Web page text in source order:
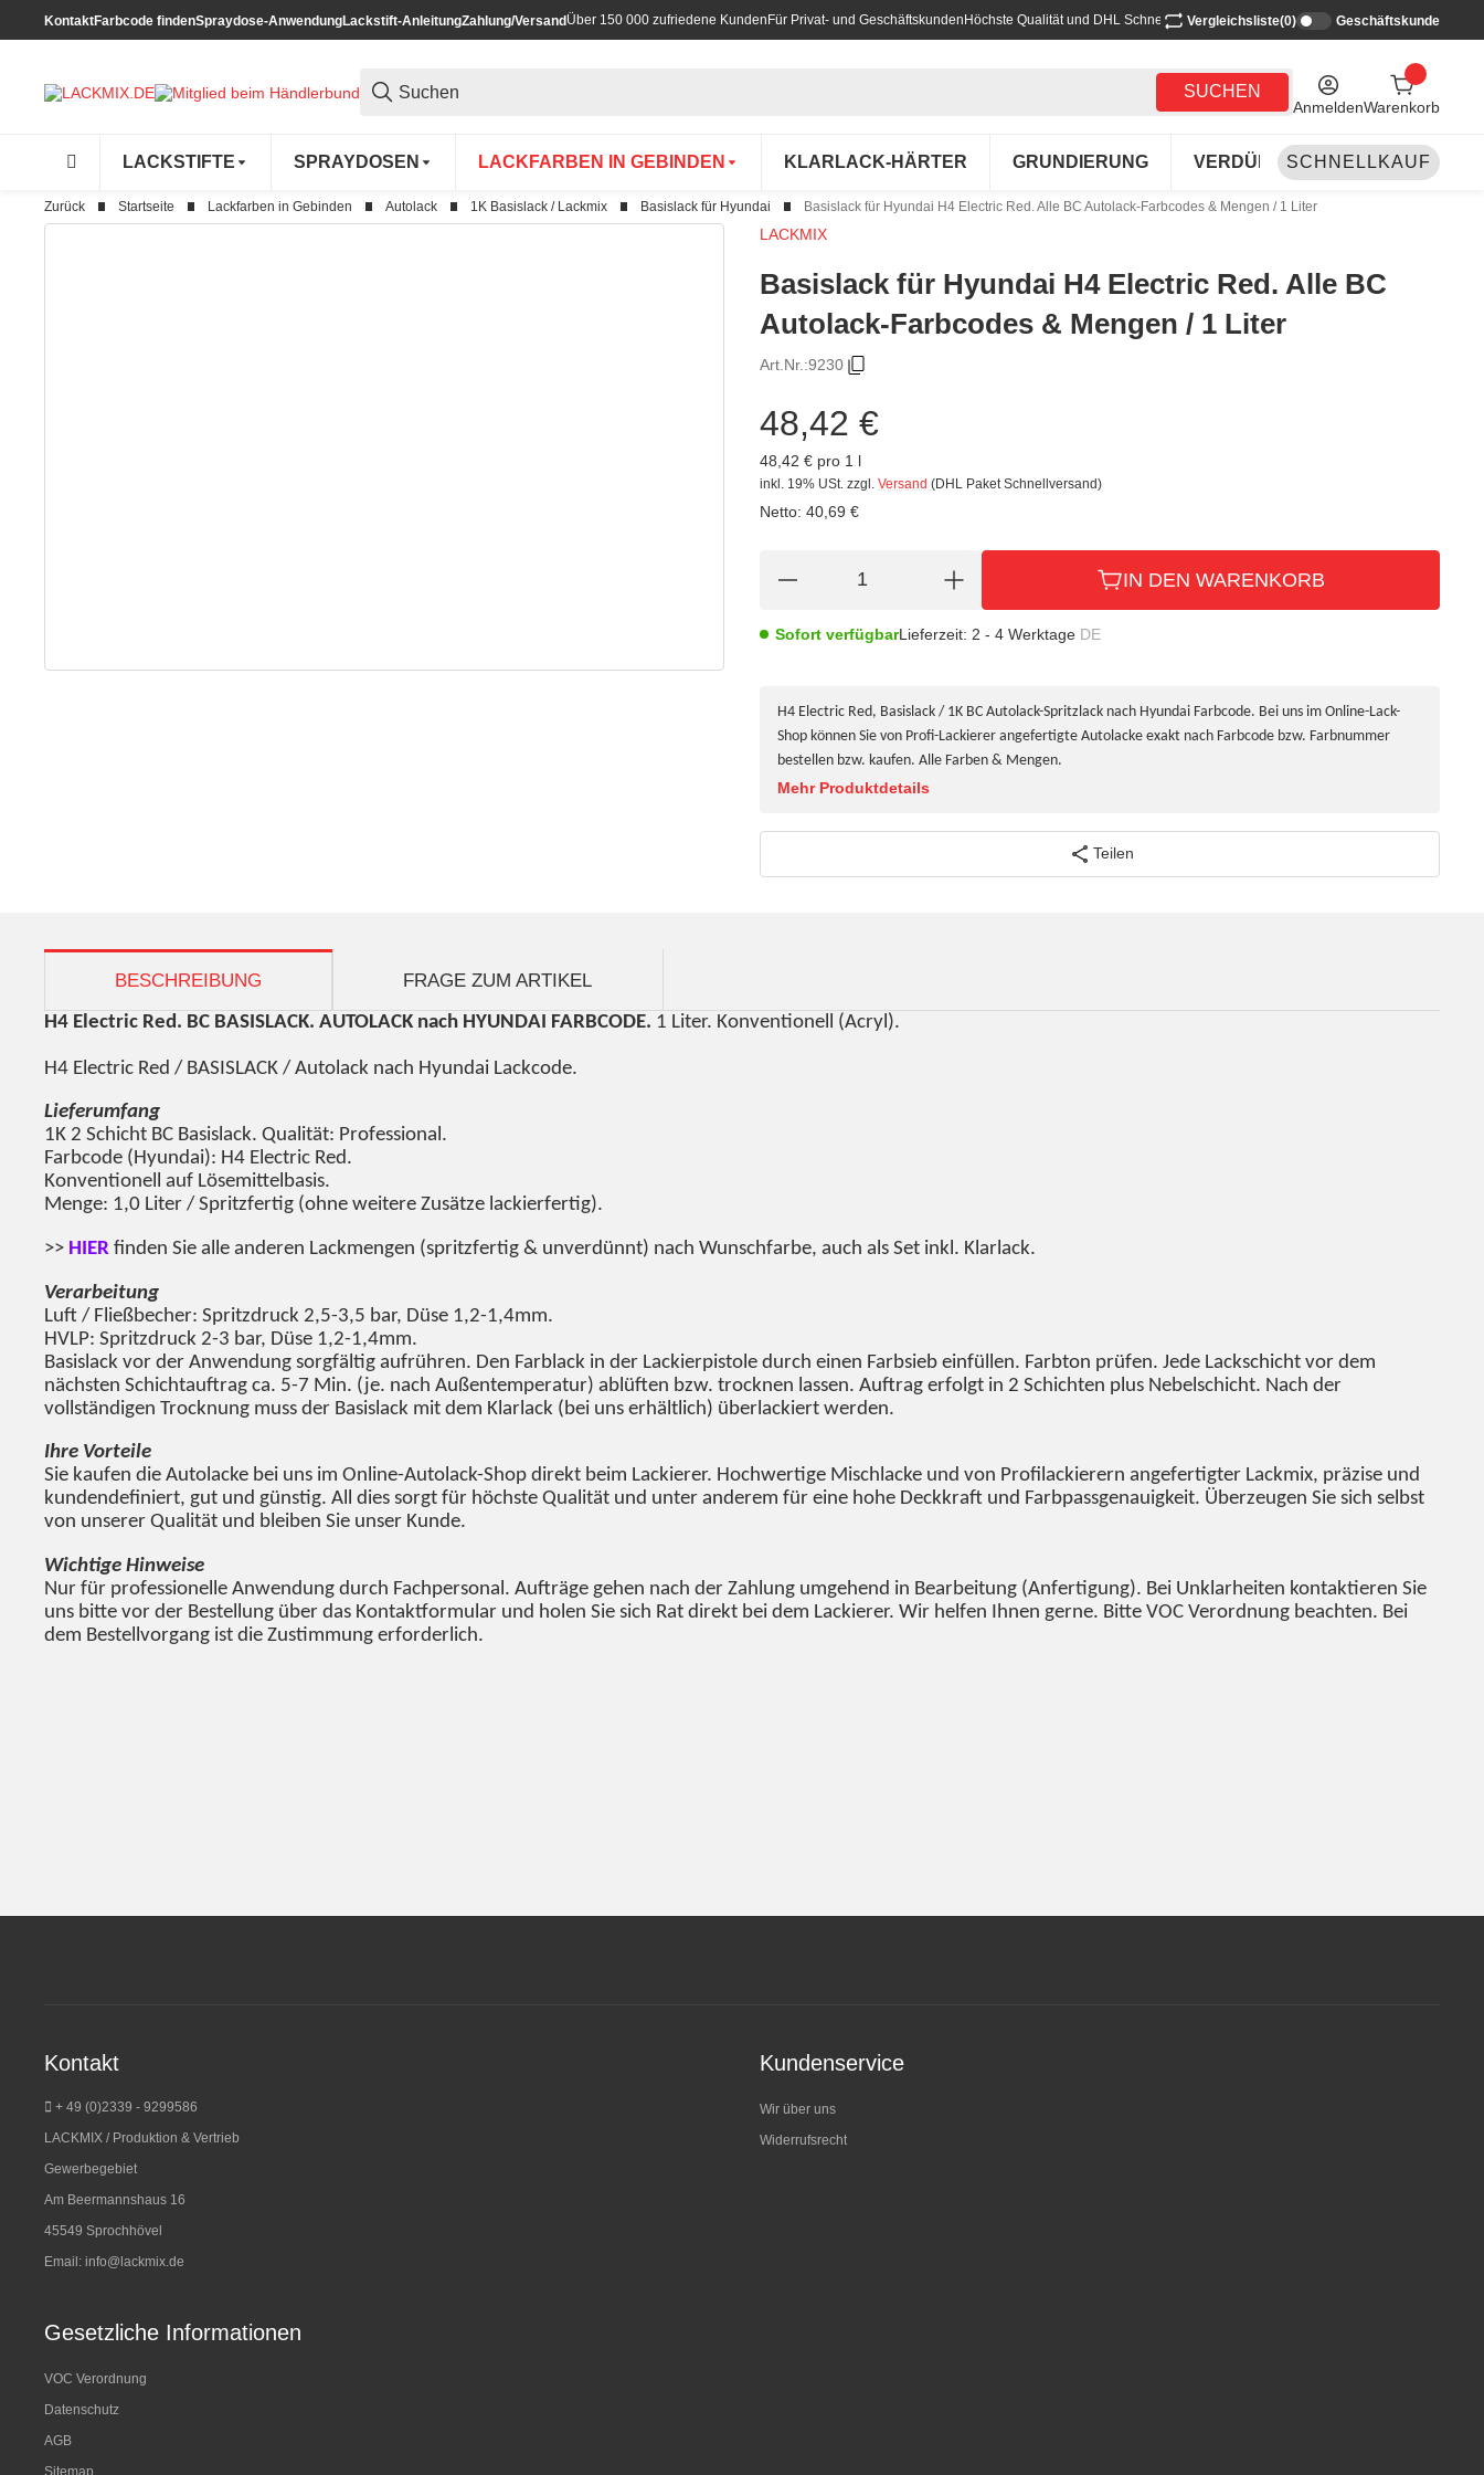
KontaktFarbcode findenSpraydose-AnwendungLackstift-AnleitungZahlung/VersandÜber 150 000 zufriedene Kunden Für Privat- und Geschäftskunden Höchste Qualität und DHL SchnellversandVergleichsliste(0) Geschäftskunde
SUCHEN
AnmeldenWarenkorb
LACKSTIFTE SPRAYDOSEN LACKFARBEN IN GEBINDEN KLARLACK-HÄRTER GRUNDIERUNG VERDÜNNEN-REINIGEN
SCHNELLKAUF
Zurück Startseite Lackfarben in Gebinden Autolack 1K Basislack / Lackmix Basislack für Hyundai Basislack für Hyundai H4 Electric Red. Alle BC Autolack-Farbcodes & Mengen / 1 Liter
LACKMIX
Basislack für Hyundai H4 Electric Red. Alle BC
Autolack-Farbcodes & Mengen / 1 Liter
Art.Nr.:9230
48,42 €
48,42 € pro 1 l
inkl. 19% USt. zzgl. Versand (DHL Paket Schnellversand)
Netto: 40,69 €
IN DEN WARENKORB
Sofort verfügbarLieferzeit: 2 - 4 Werktage DE
H4 Electric Red, Basislack / 1K BC Autolack-Spritzlack nach Hyundai Farbcode. Bei uns im Online-Lack-
Shop können Sie von Profi-Lackierer angefertigte Autolacke exakt nach Farbcode bzw. Farbnummer
bestellen bzw. kaufen. Alle Farben & Mengen.
Mehr Produktdetails
Teilen
BESCHREIBUNG FRAGE ZUM ARTIKEL
H4 Electric Red . BC BASISLACK. AUTOLACK nach HYUNDAI FARBCODE. 1 Liter. Konventionell (Acryl).
H4 Electric Red / BASISLACK / Autolack nach Hyundai Lackcode.
Lieferumfang
1K 2 Schicht BC Basislack. Qualität: Professional.
Farbcode (Hyundai): H4 Electric Red.
Konventionell auf Lösemittelbasis.
Menge: 1,0 Liter / Spritzfertig (ohne weitere Zusätze lackierfertig).
>> HIER finden Sie alle anderen Lackmengen (spritzfertig & unverdünnt) nach Wunschfarbe, auch als Set inkl. Klarlack.
Verarbeitung
Luft / Fließbecher: Spritzdruck 2,5-3,5 bar, Düse 1,2-1,4mm.
HVLP: Spritzdruck 2-3 bar, Düse 1,2-1,4mm.
Basislack vor der Anwendung sorgfältig aufrühren. Den Farblack in der Lackierpistole durch einen Farbsieb einfüllen. Farbton prüfen. Jede Lackschicht vor dem
nächsten Schichtauftrag ca. 5-7 Min. (je. nach Außentemperatur) ablüften bzw. trocknen lassen. Auftrag erfolgt in 2 Schichten plus Nebelschicht. Nach der
vollständigen Trocknung muss der Basislack mit dem Klarlack (bei uns erhältlich) überlackiert werden.
Ihre Vorteile
Sie kaufen die Autolacke bei uns im Online-Autolack-Shop direkt beim Lackierer. Hochwertige Mischlacke und von Profilackierern angefertigter Lackmix, präzise und
kundendefiniert, gut und günstig. All dies sorgt für höchste Qualität und unter anderem für eine hohe Deckkraft und Farbpassgenauigkeit. Überzeugen Sie sich selbst
von unserer Qualität und bleiben Sie unser Kunde.
Wichtige Hinweise
Nur für professionelle Anwendung durch Fachpersonal. Aufträge gehen nach der Zahlung umgehend in Bearbeitung (Anfertigung). Bei Unklarheiten kontaktieren Sie
uns bitte vor der Bestellung über das Kontaktformular und holen Sie sich Rat direkt bei dem Lackierer. Wir helfen Ihnen gerne. Bitte VOC Verordnung beachten. Bei
dem Bestellvorgang ist die Zustimmung erforderlich.
Kontakt
+ 49 (0)2339 - 9299586
LACKMIX / Produktion & Vertrieb
Gewerbegebiet
Am Beermannshaus 16
45549 Sprochhövel
Email: info@lackmix.de
Kundenservice
Wir über uns
Widerrufsrecht
Gesetzliche Informationen
VOC Verordnung
Datenschutz
AGB
Sitemap